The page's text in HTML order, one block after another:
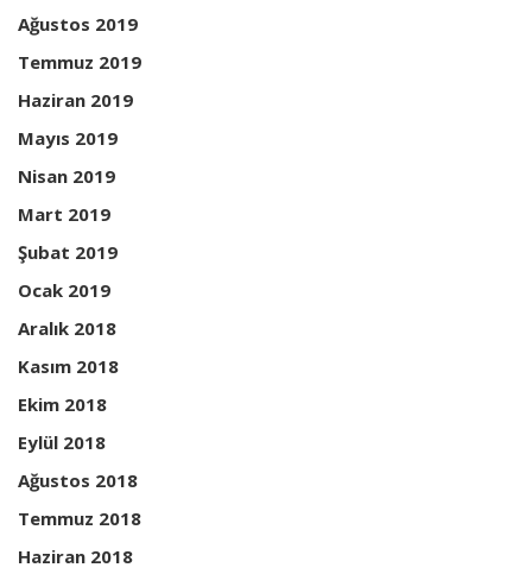
Ağustos 2019
Temmuz 2019
Haziran 2019
Mayıs 2019
Nisan 2019
Mart 2019
Şubat 2019
Ocak 2019
Aralık 2018
Kasım 2018
Ekim 2018
Eylül 2018
Ağustos 2018
Temmuz 2018
Haziran 2018